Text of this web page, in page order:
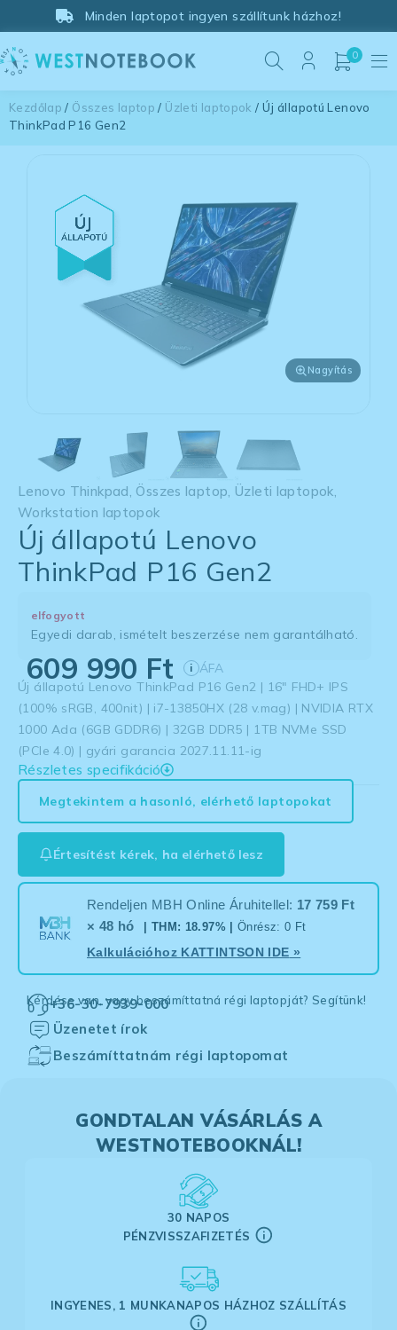
Minden laptopot ingyen szállítunk házhoz!
0
Kezdőlap / Összes laptop / Üzleti laptopok / Új állapotú Lenovo
ThinkPad P16 Gen2
Nagyítás
Lenovo Thinkpad Összes laptop Üzleti laptopok
Workstation laptopok
Új állapotú Lenovo
ThinkPad P16 Gen2
elfogyott
Egyedi darab, ismételt beszerzése nem garantálható.
609 990 Ft i ÁFA
Új állapotú Lenovo ThinkPad P16 Gen2 | 16″ FHD+ IPS
(100% sRGB, 400nit) | i7-13850HX (28 v.mag) | NVIDIA RTX
1000 Ada (6GB GDDR6) | 32GB DDR5 | 1TB NVMe SSD
(PCIe 4.0) | gyári garancia 2027.11.11-ig
Részletes specifikáció
Megtekintem a hasonló, elérhető laptopokat
Értesítést kérek, ha elérhető lesz
Rendeljen MBH Online Áruhitellel: 17 759 Ft
× 48 hó
| THM: 18.97% | Önrész: 0 Ft
Kalkulációhoz KATTINTSON IDE »
Kérdése van, vagy beszámíttatná régi laptopját? Segítünk!
+36-30-7939-000
Üzenetet írok
Beszámíttatnám régi laptopomat
GONDTALAN VÁSÁRLÁS A
WESTNOTEBOOKNÁL!
30 NAPOS
PÉNZVISSZAFIZETÉS
INGYENES, 1 MUNKANAPOS HÁZHOZ SZÁLLÍTÁS